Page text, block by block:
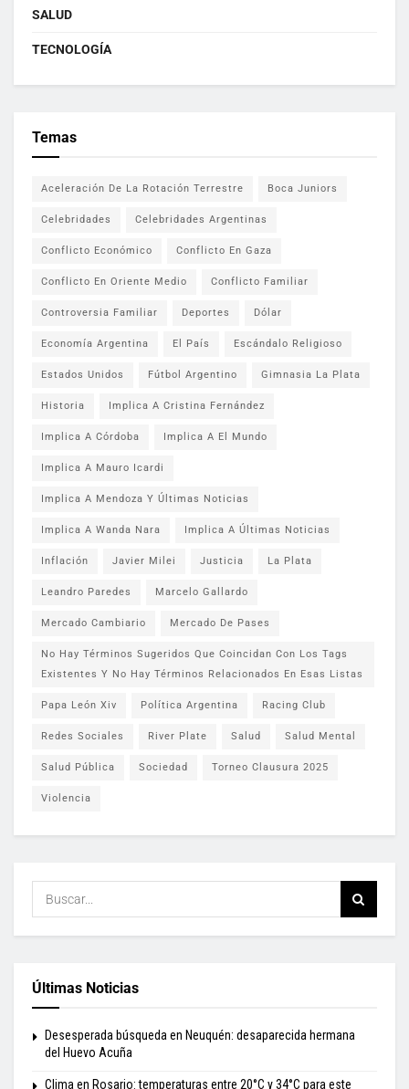
SALUD
TECNOLOGÍA
Temas
Aceleración De La Rotación Terrestre Boca Juniors
Celebridades Celebridades Argentinas
Conflicto Económico Conflicto En Gaza
Conflicto En Oriente Medio Conflicto Familiar
Controversia Familiar Deportes Dólar
Economía Argentina El País Escándalo Religioso
Estados Unidos Fútbol Argentino Gimnasia La Plata
Historia Implica A Cristina Fernández
Implica A Córdoba Implica A El Mundo
Implica A Mauro Icardi
Implica A Mendoza Y Últimas Noticias
Implica A Wanda Nara Implica A Últimas Noticias
Inflación Javier Milei Justicia La Plata
Leandro Paredes Marcelo Gallardo
Mercado Cambiario Mercado De Pases
No Hay Términos Sugeridos Que Coincidan Con Los Tags
Existentes Y No Hay Términos Relacionados En Esas Listas
Papa León Xiv Política Argentina Racing Club
Redes Sociales River Plate Salud Salud Mental
Salud Pública Sociedad Torneo Clausura 2025
Violencia
Últimas Noticias
Desesperada búsqueda en Neuquén: desaparecida hermana
del Huevo Acuña
Clima en Rosario: temperaturas entre 20°C y 34°C para este